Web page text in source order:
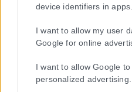
device identifiers in apps.
I want to allow my user
Google for online
I want to allow Google to
personalized advertising.
Η εταιρεία με την επωνυμία
επέκταση η ιστοσελίδα που